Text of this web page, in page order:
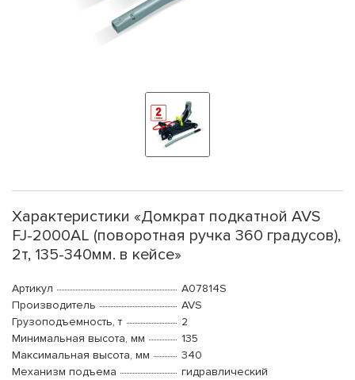
Характеристики «Домкрат подкатной AVS
FJ-2000AL (поворотная ручка 360 градусов),
2т, 135-340мм. в кейсе»
Артикул
A07814S
Производитель
AVS
Грузоподъемность, т
2
Минимальная высота, мм
135
Максимальная высота, мм
340
Механизм подъема
гидравлический